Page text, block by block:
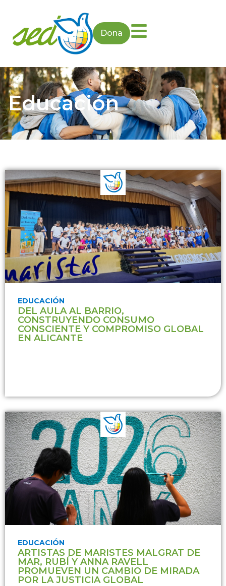
Dona
Educación
EDUCACIÓN
DEL AULA AL BARRIO,
CONSTRUYENDO CONSUMO
CONSCIENTE Y COMPROMISO GLOBAL
EN ALICANTE
EDUCACIÓN
ARTISTAS DE MARISTES MALGRAT DE
MAR, RUBÍ Y ANNA RAVELL
PROMUEVEN UN CAMBIO DE MIRADA
POR LA JUSTICIA GLOBAL